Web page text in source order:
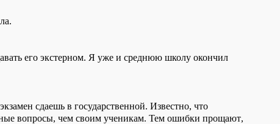
его экстерном. Я уже и среднюю школу окончил
сдаешь в государственной. Известно, что
вопросы, чем своим ученикам. Тем ошибки прощают,